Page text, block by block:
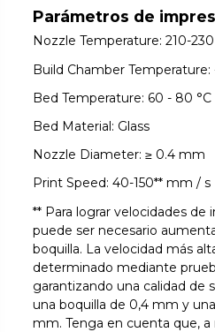
Parámetros de
Nozzle Temperature: 210-230
Build Chamber Temperature:
Bed Temperature: 60 - 80 °C
Bed Material: Glass
Nozzle Diameter: ≥ 0.4 mm
Print Speed: 40-150** mm / s
** Para lograr velocidades de
puede ser necesario
boquilla. La velocidad más
determinado mediante
garantizando una calidad de
una boquilla de 0,4 mm y
mm. Tenga en cuenta que,